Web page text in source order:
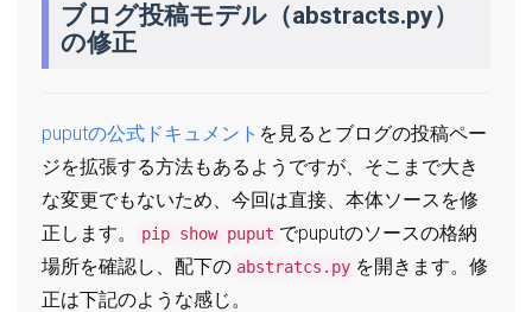
ブログ投稿モデル（abstracts.py）
の修正
puputの公式ドキュメント を見るとブログの投稿ペー
ジを拡張する方法もあるようですが、そこまで大き
な変更でもないため、今回は直接、本体ソースを修
正します。
pip show puput でpuputのソースの格納
場所を確認し、配下の abstratcs.py を開きます。修
正は下記のような感じ。